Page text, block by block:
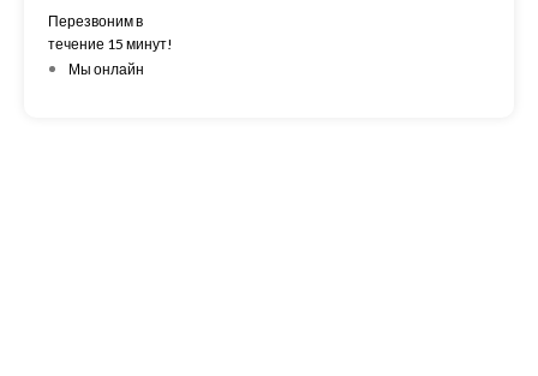
Перезвоним в
течение 15 минут!
Мы онлайн